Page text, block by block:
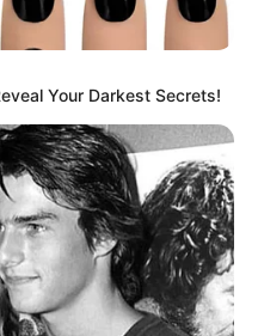
Your Darkest Secrets!